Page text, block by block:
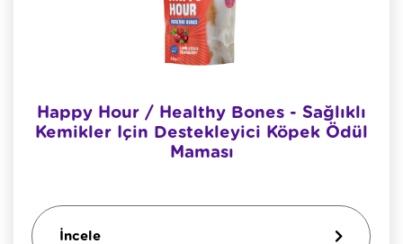
Happy Hour / Healthy Bones - Sağlıklı
Kemikler Için Destekleyici Köpek Ödül
Maması
İncele